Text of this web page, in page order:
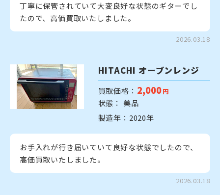
丁寧に保管されていて大変良好な状態のギターでし
たので、高価買取いたしました。
2026.03.18
HITACHI オーブンレンジ
買取価格： 2,000 円
状態： 美品
製造年：2020年
お手入れが行き届いていて良好な状態でしたので、
高価買取いたしました。
2026.03.18